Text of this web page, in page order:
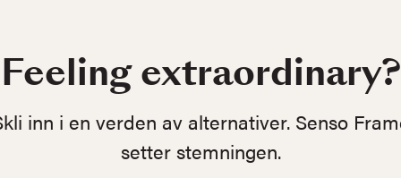
Feeling extraordinary?
inn i en verden av alternativer. Senso
setter stemningen.